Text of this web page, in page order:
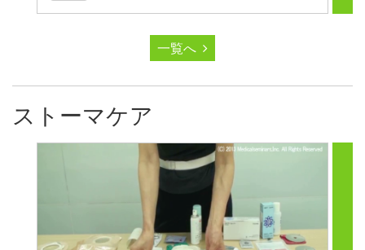
一覧へ
ストーマケア